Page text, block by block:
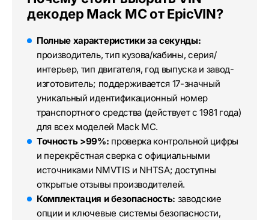
декодер Mack MC от EpicVIN?
Полные характеристики за секунды:
производитель, тип кузова/кабины, серия/
интерьер, тип двигателя, год выпуска и завод-
изготовитель; поддерживается 17-значный
уникальный идентификационный номер
транспортного средства (действует с 1981 года)
для всех моделей Mack MC.
Точность >99%: проверка контрольной цифры
и перекрёстная сверка с официальными
источниками NMVTIS и NHTSA; доступны
открытые отзывы производителей.
Комплектация и безопасность: заводские
опции и ключевые системы безопасности,